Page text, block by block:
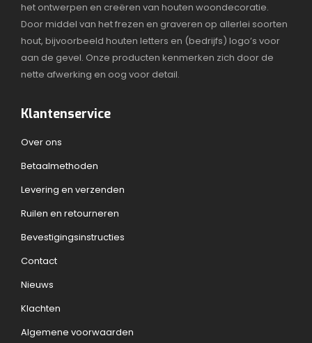
het ontwerpen en creëren van houten woondecoratie.
Door middel van het frezen en graveren op allerlei soorten
hout, bijvoorbeeld houten letters en (bedrijfs) logo’s voor
aan de gevel. Onze producten kenmerken zich door de
nette afwerking en oog voor detail.
Klantenservice
Over ons
Betaalmethoden
Levering en verzenden
Ruilen en retourneren
Bevestigingsinstructies
Contact
Nieuws
Klachten
Algemene voorwaarden